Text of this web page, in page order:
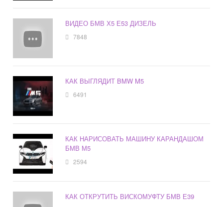
ВИДЕО БМВ Х5 Е53 ДИЗЕЛЬ
7848
КАК ВЫГЛЯДИТ BMW M5
6491
КАК НАРИСОВАТЬ МАШИНУ КАРАНДАШОМ
БМВ М5
2594
КАК ОТКРУТИТЬ ВИСКОМУФТУ БМВ Е39